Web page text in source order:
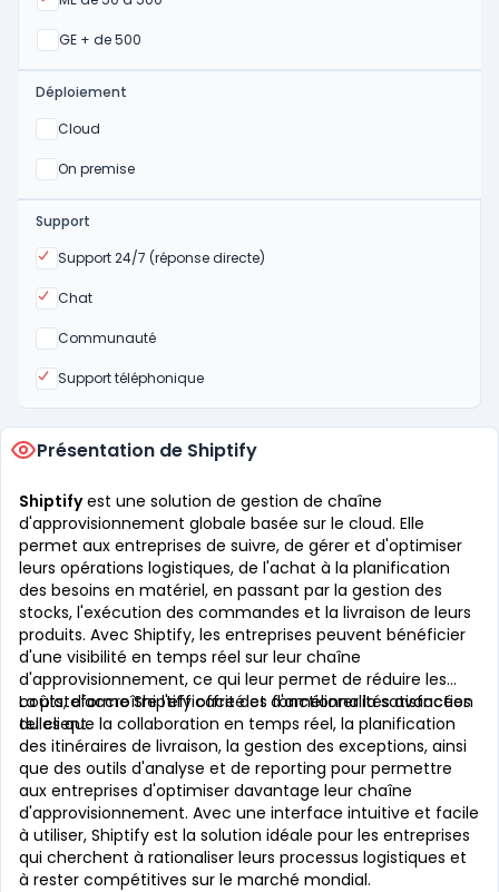
GE + de 500
Oui
Déploiement
Cloud
Oui
On premise
Oui
Support
Support 24/7 (réponse directe)
Oui
Chat
Oui
Communauté
Non
Support téléphonique
Oui
Présentation de Shiptify
Shiptifyest une solution de gestion de chaîne
d'approvisionnement globale basée sur le cloud. Elle
permet aux entreprises de suivre, de gérer et d'optimiser
leurs opérations logistiques, de l'achat à la planification
des besoins en matériel, en passant par la gestion des
stocks, l'exécution des commandes et la livraison de leurs
produits. Avec Shiptify, les entreprises peuvent bénéficier
d'une visibilité en temps réel sur leur chaîne
d'approvisionnement, ce qui leur permet de réduire les
coûts, d'accroître l'efficacité et d'améliorer la satisfaction
du client.
La plateforme Shiptify offre des fonctionnalités avancées
telles que la collaboration en temps réel, la planification
des itinéraires de livraison, la gestion des exceptions, ainsi
que des outils d'analyse et de reporting pour permettre
aux entreprises d'optimiser davantage leur chaîne
d'approvisionnement. Avec une interface intuitive et facile
à utiliser, Shiptify est la solution idéale pour les entreprises
qui cherchent à rationaliser leurs processus logistiques et
à rester compétitives sur le marché mondial.